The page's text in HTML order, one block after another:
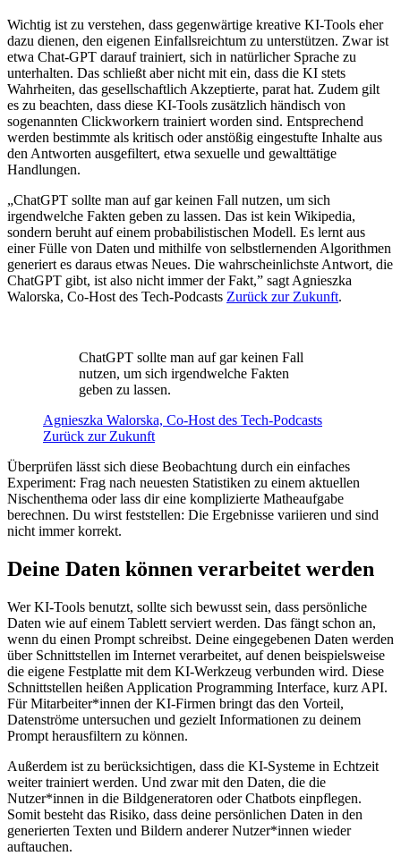
Wichtig ist zu verstehen, dass gegenwärtige kreative KI-Tools eher
dazu dienen, den eigenen Einfallsreichtum zu unterstützen. Zwar ist
etwa Chat-GPT darauf trainiert, sich in natürlicher Sprache zu
unterhalten. Das schließt aber nicht mit ein, dass die KI stets
Wahrheiten, das gesellschaftlich Akzeptierte, parat hat. Zudem gilt
es zu beachten, dass diese KI-Tools zusätzlich händisch von
sogenannten Clickworkern trainiert worden sind. Entsprechend
werden bestimmte als kritisch oder anstößig eingestufte Inhalte aus
den Antworten ausgefiltert, etwa sexuelle und gewalttätige
Handlungen.
„ChatGPT sollte man auf gar keinen Fall nutzen, um sich
irgendwelche Fakten geben zu lassen. Das ist kein Wikipedia,
sondern beruht auf einem probabilistischen Modell. Es lernt aus
einer Fülle von Daten und mithilfe von selbstlernenden Algorithmen
generiert es daraus etwas Neues. Die wahrscheinlichste Antwort, die
ChatGPT gibt, ist also nicht immer der Fakt,” sagt Agnieszka
Walorska, Co-Host des Tech-Podcasts Zurück zur Zukunft.
ChatGPT sollte man auf gar keinen Fall
nutzen, um sich irgendwelche Fakten
geben zu lassen.
Agnieszka Walorska, Co-Host des Tech-Podcasts
Zurück zur Zukunft
Überprüfen lässt sich diese Beobachtung durch ein einfaches
Experiment: Frag nach neuesten Statistiken zu einem aktuellen
Nischenthema oder lass dir eine komplizierte Matheaufgabe
berechnen. Du wirst feststellen: Die Ergebnisse variieren und sind
nicht immer korrekt.
Deine Daten können verarbeitet werden
Wer KI-Tools benutzt, sollte sich bewusst sein, dass persönliche
Daten wie auf einem Tablett serviert werden. Das fängt schon an,
wenn du einen Prompt schreibst. Deine eingegebenen Daten werden
über Schnittstellen im Internet verarbeitet, auf denen beispielsweise
die eigene Festplatte mit dem KI-Werkzeug verbunden wird. Diese
Schnittstellen heißen Application Programming Interface, kurz API.
Für Mitarbeiter*innen der KI-Firmen bringt das den Vorteil,
Datenströme untersuchen und gezielt Informationen zu deinem
Prompt herausfiltern zu können.
Außerdem ist zu berücksichtigen, dass die KI-Systeme in Echtzeit
weiter trainiert werden. Und zwar mit den Daten, die die
Nutzer*innen in die Bildgeneratoren oder Chatbots einpflegen.
Somit besteht das Risiko, dass deine persönlichen Daten in den
generierten Texten und Bildern anderer Nutzer*innen wieder
auftauchen.